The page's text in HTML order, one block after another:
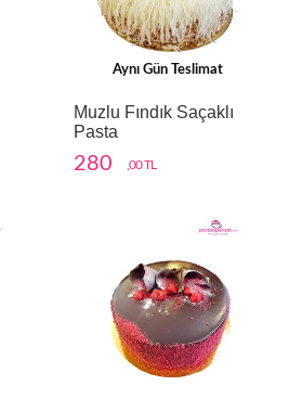
Aynı Gün Teslimat
Muzlu Fındık Saçaklı
Pasta
280 ,00 TL